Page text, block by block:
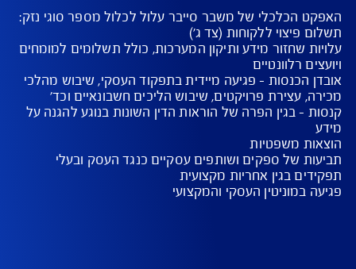
התנאים למבוטח
לבחור את הכיסויים לבניית פוליסה בהתאמה אישית
מאפשרת לקבל סל שירותים מקצועיים, לפי
הלקוח, לטיפול במשבר סייבר ע"י צוותים
עורכי דין ומקצועני יחסי ציבור ותקשורת